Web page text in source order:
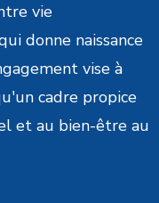
vie
donne naissance
vise à
cadre propice
et au bien-être au